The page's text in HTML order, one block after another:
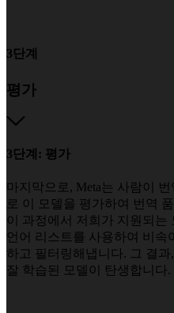
3단계
평가
3단계: 평가
마지막으로, Meta는 사람이
로 이 모델을 평가하여 번역
이 과정에서 저희가 지원되는
언어 리스트를 사용하여 비속
하고 필터링해냅니다. 그 결과
잘 학습된 모델이 탄생합니다.